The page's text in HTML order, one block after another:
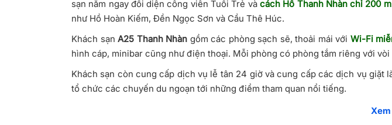
sạn nằm ngay đối diện công viên Tuổi Trẻ và cách Hồ Thanh Nhàn chỉ 200 m
như Hồ Hoàn Kiếm, Đền Ngọc Sơn và Cầu Thê Húc.
Khách sạn A25 Thanh Nhàn gồm các phòng sạch sẽ, thoải mái với Wi-Fi
hình cáp, minibar cũng như điện thoại. Mỗi phòng có phòng tắm riêng với
Khách sạn còn cung cấp dịch vụ lễ tân 24 giờ và cung cấp các dịch vụ giặt
tổ chức các chuyến du ngoạn tới những điểm tham quan nổi tiếng.
Quý khách hãy